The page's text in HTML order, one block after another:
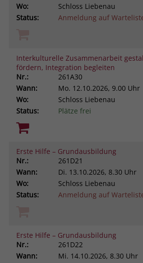
Wo:
Schloss Liebenau
Status:
Anmeldung auf
Interkulturelle Zusammenarbeit
fördern, Integration begleiten
Nr.:
261A30
Wann:
Mo. 12.10.2026, 9.00 Uhr
Wo:
Schloss Liebenau
Status:
Plätze frei
Erste Hilfe – Grundausbildung
Nr.:
261D21
Wann:
Di. 13.10.2026, 8.30 Uhr
Wo:
Schloss Liebenau
Status:
Anmeldung auf
Erste Hilfe – Grundausbildung
Nr.:
261D22
Wann:
Mi. 14.10.2026, 8.30 Uhr